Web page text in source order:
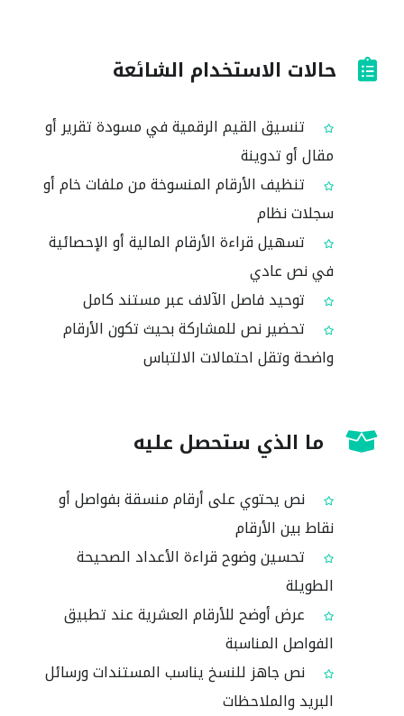
حالات الاستخدام الشائعة
تنسيق القيم الرقمية في مسودة تقرير أو
مقال أو تدوينة
تنظيف الأرقام المنسوخة من ملفات خام أو
سجلات نظام
تسهيل قراءة الأرقام المالية أو الإحصائية
في نص عادي
توحيد فاصل الآلاف عبر مستند كامل
تحضير نص للمشاركة بحيث تكون الأرقام
واضحة وتقل احتمالات الالتباس
ما الذي ستحصل عليه
نص يحتوي على أرقام منسقة بفواصل أو
نقاط بين الأرقام
تحسين وضوح قراءة الأعداد الصحيحة
الطويلة
عرض أوضح للأرقام العشرية عند تطبيق
الفواصل المناسبة
نص جاهز للنسخ يناسب المستندات ورسائل
البريد والملاحظات